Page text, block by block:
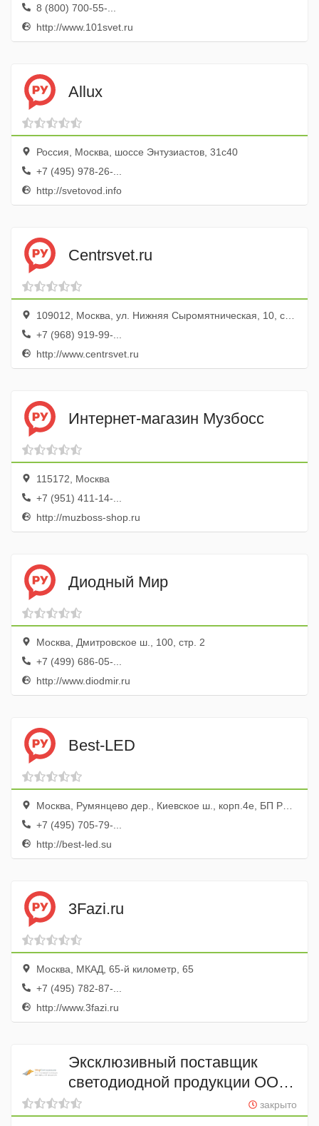
8 (800) 700-55-...
http://www.101svet.ru
Allux
Россия, Москва, шоссе Энтузиастов, 31с40
+7 (495) 978-26-...
http://svetovod.info
Centrsvet.ru
109012, Москва, ул. Нижняя Сыромятническая, 10, стр. 2
+7 (968) 919-99-...
http://www.centrsvet.ru
Интернет-магазин Музбосс
115172, Москва
+7 (951) 411-14-...
http://muzboss-shop.ru
Диодный Мир
Москва, Дмитровское ш., 100, стр. 2
+7 (499) 686-05-...
http://www.diodmir.ru
Best-LED
Москва, Румянцево дер., Киевское ш., корп.4е, БП Румянцево, эт. 9, оф. 909е
+7 (495) 705-79-...
http://best-led.su
3Fazi.ru
Москва, МКАД, 65-й километр, 65
+7 (495) 782-87-...
http://www.3fazi.ru
Эксклюзивный поставщик
светодиодной продукции ООО
"ЭТАЛОН"
закрыто